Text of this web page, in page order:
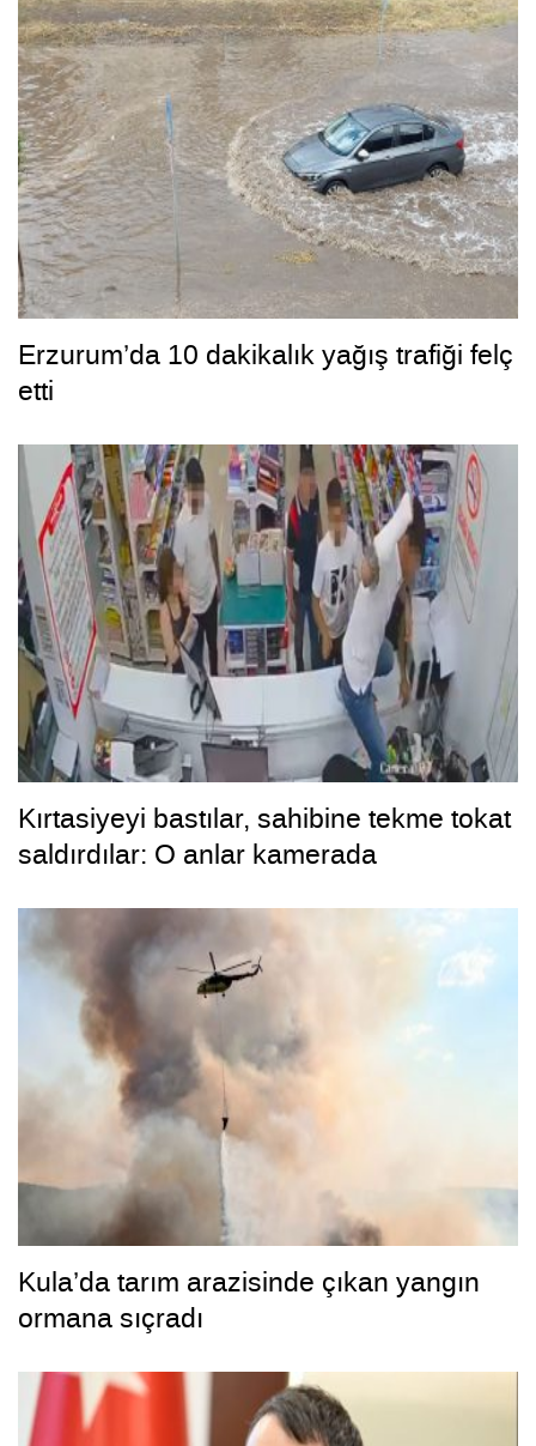
Erzurum’da 10 dakikalık yağış trafiği felç
etti
Kırtasiyeyi bastılar, sahibine tekme tokat
saldırdılar: O anlar kamerada
Kula’da tarım arazisinde çıkan yangın
ormana sıçradı